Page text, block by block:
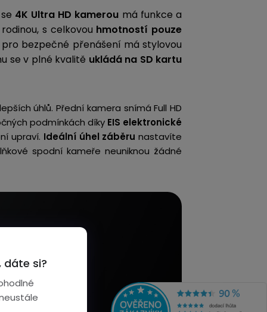
dáte si?
4K Ultra HD kamerou má funkce a
s celkovou hmotností pouze
bezpečné přenášení má stylovou
se v plné kvalitě ukládá na SD kartu
úhlů. Přední kamera snímá Full HD
podmínkách díky EIS elektronické
upraví. Ideální úhel záběru nastavíte
spodní kameře neuniknou žádné